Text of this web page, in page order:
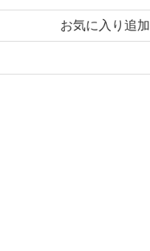
お気に入り追加